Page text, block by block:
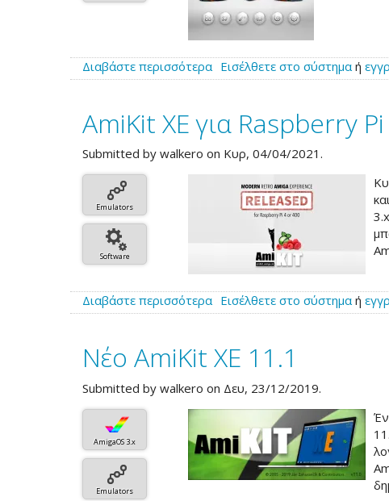
Διαβάστε περισσότερα για
το
X13.0,
νέα
έκδοση
Workbench
distribution
Εισέλθετε στο σύστημα ή
AmiKit XE για Raspberry
Submitted by walkero on Κυρ, 04/04/2021.
Emulators
Software
Διαβάστε περισσότεραγια
το
XE
για
Raspberry
και
400
Εισέλθετε στο σύστημαή
Νέο AmiKit XE 11.1
Submitted by walkero on Δευ, 23/12/2019.
AmigaOS 3.x
Emulators